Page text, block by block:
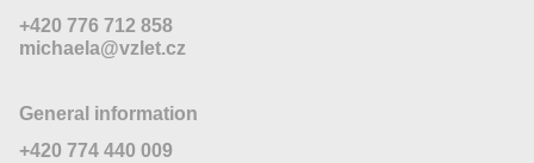
+420 776 712 858
michaela@vzlet.cz
General information
+420 774 440 009